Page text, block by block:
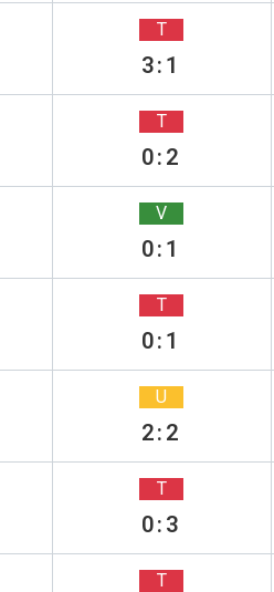
T
3:1
T
0:2
V
0:1
T
0:1
U
2:2
T
0:3
T